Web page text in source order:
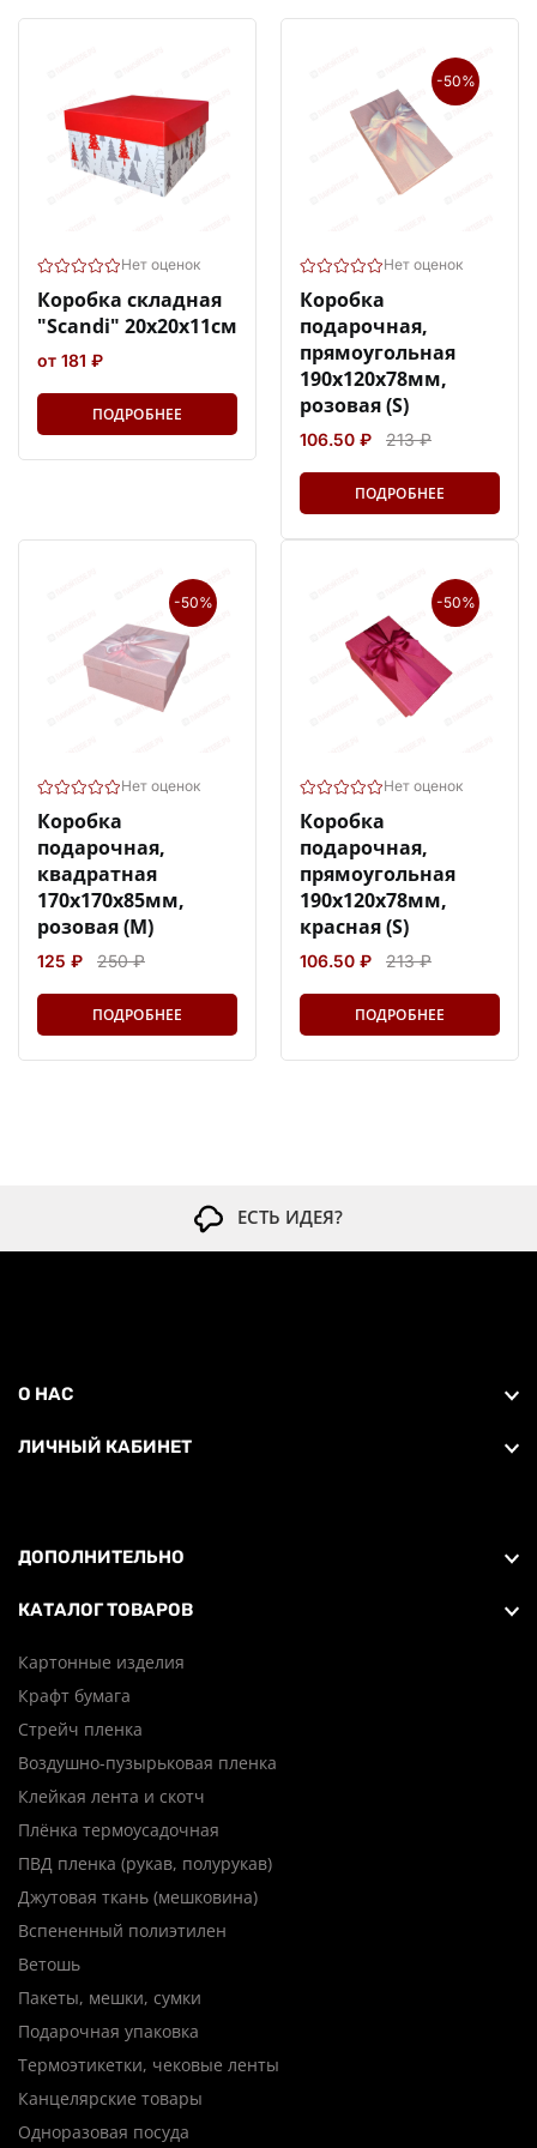
Нет оценок
Коробка складная
"Scandi" 20х20х11см
от 181 ₽
ПОДРОБНЕЕ
-50%
Нет оценок
Коробка
подарочная,
прямоугольная
190х120х78мм,
розовая (S)
106.50 ₽ 213 ₽
ПОДРОБНЕЕ
-50%
Нет оценок
Коробка
подарочная,
квадратная
170х170х85мм,
розовая (M)
125 ₽ 250 ₽
ПОДРОБНЕЕ
-50%
Нет оценок
Коробка
подарочная,
прямоугольная
190х120х78мм,
красная (S)
106.50 ₽ 213 ₽
ПОДРОБНЕЕ
ЕСТЬ ИДЕЯ?
О НАС
ЛИЧНЫЙ КАБИНЕТ
ДОПОЛНИТЕЛЬНО
КАТАЛОГ ТОВАРОВ
Картонные изделия
Крафт бумага
Стрейч пленка
Воздушно-пузырьковая пленка
Клейкая лента и скотч
Плёнка термоусадочная
ПВД пленка (рукав, полурукав)
Джутовая ткань (мешковина)
Вспененный полиэтилен
Ветошь
Пакеты, мешки, сумки
Подарочная упаковка
Термоэтикетки, чековые ленты
Канцелярские товары
Одноразовая посуда